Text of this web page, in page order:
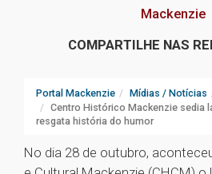
Mackenzie
COMPARTILHE NAS
Portal Mackenzie Mídias / Notícias
Centro Histórico Mackenzie sedia
resgata história do humor
No dia 28 de outubro,